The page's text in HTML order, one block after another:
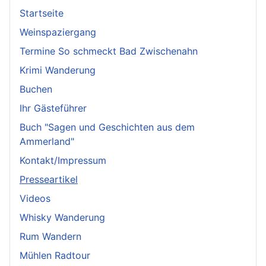
Startseite
Weinspaziergang
Termine So schmeckt Bad Zwischenahn
Krimi Wanderung
Buchen
Ihr Gästeführer
Buch "Sagen und Geschichten aus dem
Ammerland"
Kontakt/Impressum
Presseartikel
Videos
Whisky Wanderung
Rum Wandern
Mühlen Radtour